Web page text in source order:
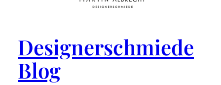
Designerschmiede
Blog